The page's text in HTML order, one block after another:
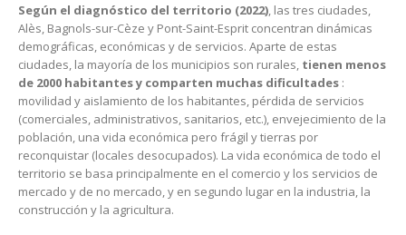
Según el diagnóstico del territorio (2022) , las tres ciudades,
Alès, Bagnols-sur-Cèze y Pont-Saint-Esprit concentran dinámicas
demográficas, económicas y de servicios. Aparte de estas
ciudades, la mayoría de los municipios son rurales, tienen menos
de 2000 habitantes y comparten muchas dificultades :
movilidad y aislamiento de los habitantes, pérdida de servicios
(comerciales, administrativos, sanitarios, etc.), envejecimiento de la
población, una vida económica pero frágil y tierras por
reconquistar (locales desocupados). La vida económica de todo el
territorio se basa principalmente en el comercio y los servicios de
mercado y de no mercado, y en segundo lugar en la industria, la
construcción y la agricultura.